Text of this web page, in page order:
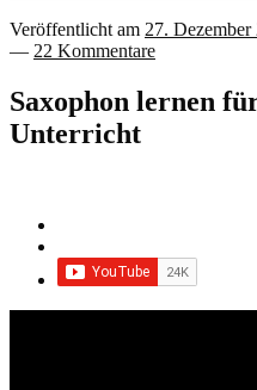
Veröffentlicht am 27. Dezember
— 22 Kommentare
Saxophon lernen
Unterricht